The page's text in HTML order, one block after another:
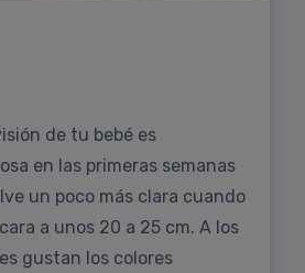
de tu bebé es
en las primeras semanas
un poco más clara cuando
a unos 20 a 25 cm. A los
gustan los colores